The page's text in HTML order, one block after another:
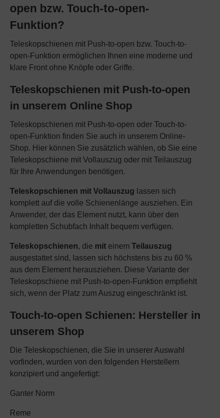
open bzw. Touch-to-open-
Funktion?
Teleskopschienen mit Push-to-open bzw. Touch-to-
open-Funktion ermöglichen Ihnen eine moderne und
klare Front ohne Knöpfe oder Griffe.
Teleskopschienen mit Push-to-open
in unserem Online Shop
Teleskopschienen mit Push-to-open oder Touch-to-
open-Funktion finden Sie auch in unserem Online-
Shop. Hier können Sie zusätzlich wählen, ob Sie eine
Teleskopschiene mit Vollauszug oder mit Teilauszug
für Ihre Anwendungen benötigen.
Teleskopschienen mit Vollauszug lassen sich
komplett auf die volle Schienenlänge ausziehen. Ein
Anwender, der das Element nutzt, kann über den
kompletten Schubfach Inhalt bequem verfügen.
Teleskopschienen, die mit einem Teilauszug
ausgestattet sind, lassen sich höchstens bis zu 60 %
aus dem Element herausziehen. Diese Variante der
Teleskopschiene mit Push-to-open-Funktion empfiehlt
sich, wenn der Platz zum Auszug eingeschränkt ist.
Touch-to-open Schienen: Hersteller in
unserem Shop
Die Teleskopschienen, die Sie in unserer Auswahl
vorfinden, wurden von den folgenden Herstellern
konzipiert und angefertigt:
Ganter Norm
Reme
Es besteht insbesondere das Risiko, dass Ihre
Daten von US-Behörden zu Kontroll- und
Überwachungszwecken verarbeitet werden,
möglicherweise ohne Rechtsanspruch. Wenn
Sie auf "Nur essentielle Cookies akzeptieren"
klicken, findet die oben beschriebene